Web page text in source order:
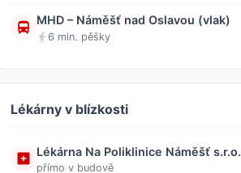
MHD – Náměšť nad Oslavou (vlak)
6 min. pěšky
Lékárny v blízkosti
Lékárna Na Poliklinice Náměšť s.r.o.
přímo v budově